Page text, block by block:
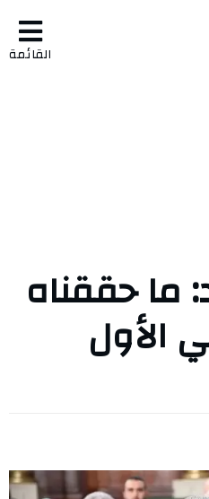
القائمة
ما حققناه
الأول